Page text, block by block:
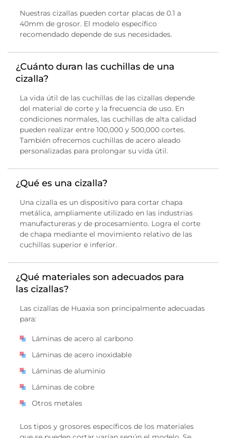
Nuestras cizallas pueden cortar placas de 0.1 a
40mm de grosor. El modelo específico
recomendado depende de sus necesidades.
¿Cuánto duran las cuchillas de una
cizalla?
La vida útil de las cuchillas de las cizallas depende
del material de corte y la frecuencia de uso. En
condiciones normales, las cuchillas de alta calidad
pueden realizar entre 100,000 y 500,000 cortes.
También ofrecemos cuchillas de acero aleado
personalizadas para prolongar su vida útil.
¿Qué es una cizalla?
Una cizalla es un dispositivo para cortar chapa
metálica, ampliamente utilizado en las industrias
manufactureras y de procesamiento. Logra el corte
de chapa mediante el movimiento relativo de las
cuchillas superior e inferior.
¿Qué materiales son adecuados para
las cizallas?
Las cizallas de Huaxia son principalmente adecuadas
para:
Láminas de acero al carbono
Láminas de acero inoxidable
Láminas de aluminio
Láminas de cobre
Otros metales
Los tipos y grosores específicos de los materiales